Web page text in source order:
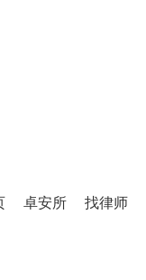
卓安所 找律师